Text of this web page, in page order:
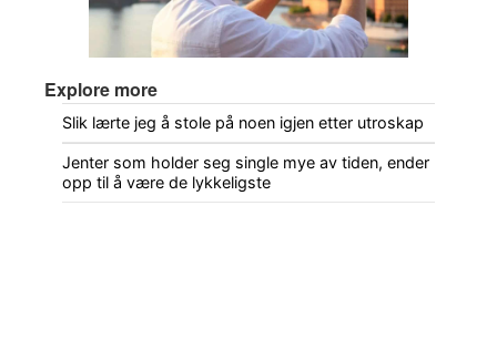
Explore more
Slik lærte jeg å stole på noen igjen etter utroskap
Jenter som holder seg single mye av tiden, ender
opp til å være de lykkeligste